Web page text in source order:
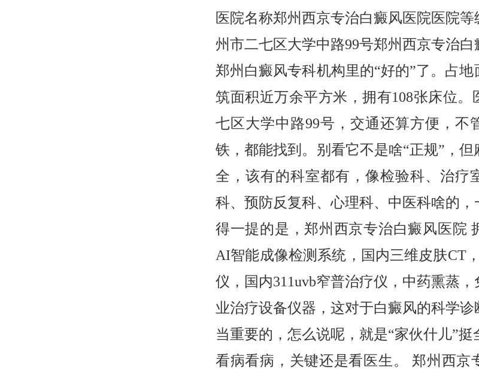
医院名称郑州西京专治白癜风医院医院
州市二七区大学中路99号郑州西京专治
郑州白癜风专科机构里的“好的”了。占地
筑面积近万余平方米，拥有108张床位。
七区大学中路99号，交通还算方便，不
铁，都能找到。别看它不是啥“正规”，
全，该有的科室都有，像检验科、治疗
科、预防反复科、心理科、中医科啥的
得一提的是，郑州西京专治白癜风医院
AI智能成像检测系统，国内三维皮肤CT
仪，国内311uvb窄普治疗仪，中药熏蒸
业治疗设备仪器，这对于白癜风的科学诊
当重要的，怎么说呢，就是“家伙什儿”挺
看病看病，关键还是看医生。 郑州西京